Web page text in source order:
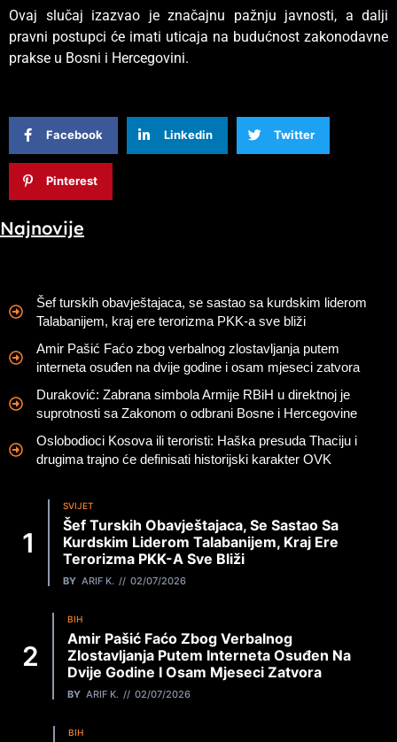
Ovaj slučaj izazvao je značajnu pažnju javnosti, a dalji
pravni postupci će imati uticaja na budućnost zakonodavne
prakse u Bosni i Hercegovini.
Facebook Linkedin Twitter
Pinterest
Najnovije
Šef turskih obavještajaca, se sastao sa kurdskim liderom
Talabanijem, kraj ere terorizma PKK-a sve bliži
Amir Pašić Faćo zbog verbalnog zlostavljanja putem
interneta osuđen na dvije godine i osam mjeseci zatvora
Duraković: Zabrana simbola Armije RBiH u direktnoj je
suprotnosti sa Zakonom o odbrani Bosne i Hercegovine
Oslobodioci Kosova ili teroristi: Haška presuda Thaciju i
drugima trajno će definisati historijski karakter OVK
SVIJET
Šef Turskih Obavještajaca, Se Sastao Sa
Kurdskim Liderom Talabanijem, Kraj Ere
Terorizma PKK-A Sve Bliži
BY ARIF K. 02/07/2026
BIH
Amir Pašić Faćo Zbog Verbalnog
Zlostavljanja Putem Interneta Osuđen Na
Dvije Godine I Osam Mjeseci Zatvora
BY ARIF K. 02/07/2026
BIH